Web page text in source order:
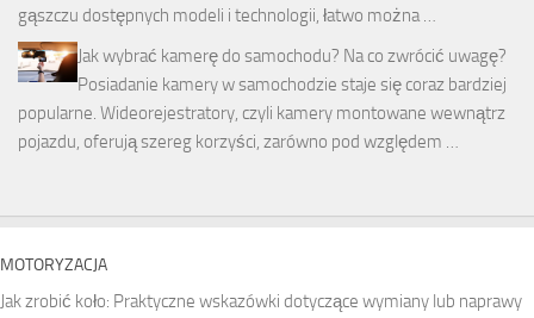
gąszczu dostępnych modeli i technologii, łatwo można …
Jak wybrać kamerę do samochodu? Na co zwrócić uwagę?
Posiadanie kamery w samochodzie staje się coraz bardziej
popularne. Wideorejestratory, czyli kamery montowane wewnątrz
pojazdu, oferują szereg korzyści, zarówno pod względem …
MOTORYZACJA
Jak zrobić koło: Praktyczne wskazówki dotyczące wymiany lub naprawy